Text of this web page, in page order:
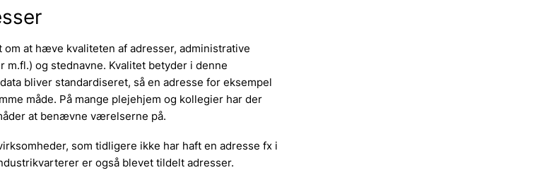
at hæve kvaliteten af adresser, administrative
m.fl.) og stednavne. Kvalitet betyder i denne
bliver standardiseret, så en adresse for eksempel
måde. På mange plejehjem og kollegier har der
at benævne værelserne på.
som tidligere ikke har haft en adresse fx i
er også blevet tildelt adresser.